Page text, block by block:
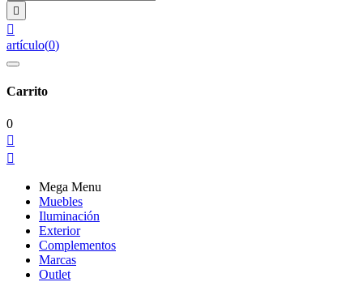


artículo(0)
Carrito
0


Mega Menu
Muebles
Iluminación
Exterior
Complementos
Marcas
Outlet